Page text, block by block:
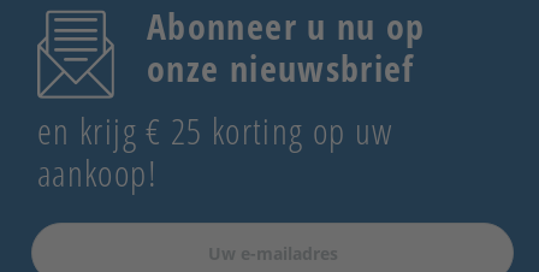
Abonneer u nu op
onze nieuwsbrief
en krijg € 25 korting op uw
aankoop!